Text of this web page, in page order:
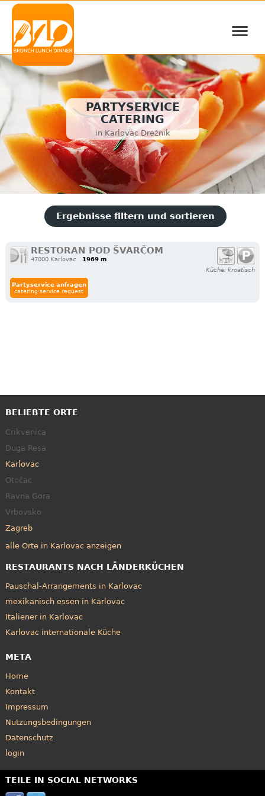
≡
PARTYSERVICE
CATERING
in Karlovac Drežnik
Ergebnisse filtern und sortieren
RESTORAN POD ŠVARČOM
47000 Karlovac
1969 m
Küche: kroatisch
Partyservice anfragen
catering service request
BELIEBTE ORTE
Crikvenica
Duga Resa
Karlovac
Otočac
Ravna Gora
Vrbovsko
Zagreb
alle Orte in Karlovac anzeigen
RESTAURANTS NACH LÄNDERKÜCHEN
Pauschal-Arrangements in Karlovac
mexikanisch essen in Karlovac
Italiener in Karlovac
Karlovac internationale Küche
META
Home
Kontakt
Impressum
Nutzungsbedingungen
Datenschutz
login
TEILE IN SOCIAL NETWORKS